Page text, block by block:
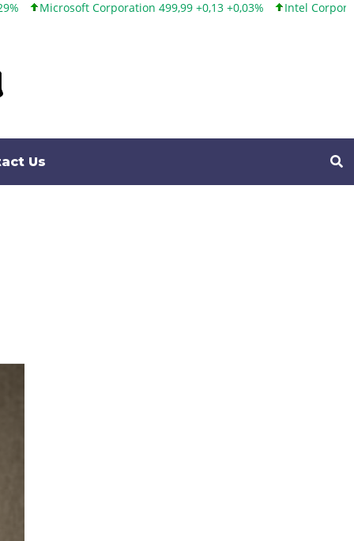
499,99 +0,13 +0,03% Intel Corporation 101,65 +1,84 +1,84%
Us